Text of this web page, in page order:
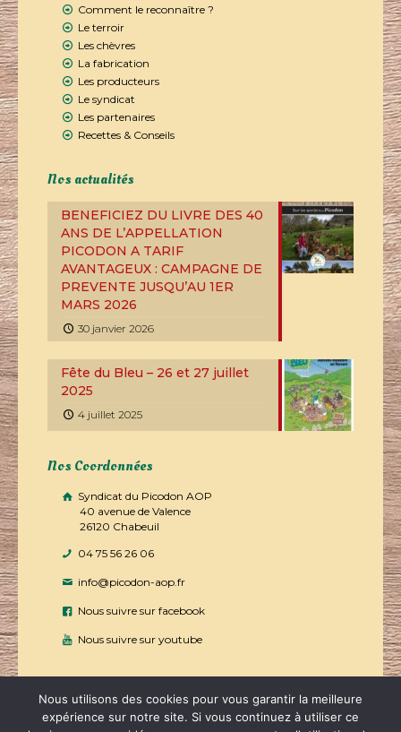
Comment le reconnaître ?
Le terroir
Les chèvres
La fabrication
Les producteurs
Le syndicat
Les partenaires
Recettes & Conseils
Nos actualités
BENEFICIEZ DU LIVRE DES 40
ANS DE L’APPELLATION
PICODON A TARIF
AVANTAGEUX : CAMPAGNE DE
PREVENTE JUSQU’AU 1ER
MARS 2026
30 janvier 2026
Fête du Bleu – 26 et 27 juillet
2025
4 juillet 2025
Nos Coordonnées
Syndicat du Picodon AOP
40 avenue de Valence
26120 Chabeuil
04 75 56 26 06
info@picodon-aop.fr
Nous suivre sur facebook
Nous suivre sur youtube
Nous utilisons des cookies pour vous garantir la meilleure
expérience sur notre site. Si vous continuez à utiliser ce